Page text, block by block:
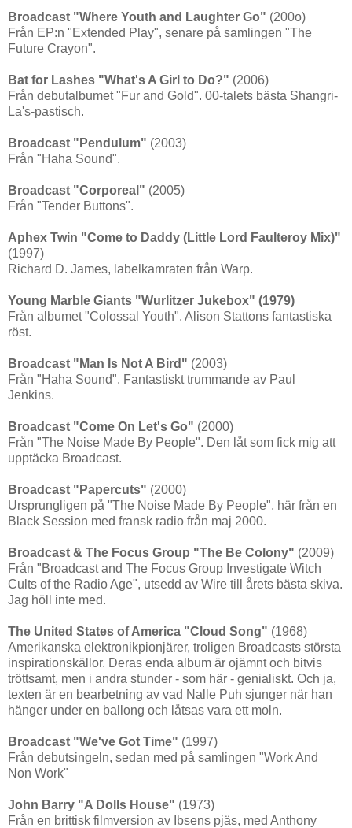
Broadcast "Where Youth and Laughter Go" (200o)
Från EP:n "Extended Play", senare på samlingen "The
Future Crayon".
Bat for Lashes "What's A Girl to Do?" (2006)
Från debutalbumet "Fur and Gold". 00-talets bästa Shangri-
La's-pastisch.
Broadcast "Pendulum" (2003)
Från "Haha Sound".
Broadcast "Corporeal" (2005)
Från "Tender Buttons".
Aphex Twin "Come to Daddy (Little Lord Faulteroy Mix)"
(1997)
Richard D. James, labelkamraten från Warp.
Young Marble Giants "Wurlitzer Jukebox" (1979)
Från albumet "Colossal Youth". Alison Stattons fantastiska
röst.
Broadcast "Man Is Not A Bird" (2003)
Från "Haha Sound". Fantastiskt trummande av Paul
Jenkins.
Broadcast "Come On Let's Go" (2000)
Från "The Noise Made By People". Den låt som fick mig att
upptäcka Broadcast.
Broadcast "Papercuts" (2000)
Ursprungligen på "The Noise Made By People", här från en
Black Session med fransk radio från maj 2000.
Broadcast & The Focus Group "The Be Colony" (2009)
Från "Broadcast and The Focus Group Investigate Witch
Cults of the Radio Age", utsedd av Wire till årets bästa skiva.
Jag höll inte med.
The United States of America "Cloud Song" (1968)
Amerikanska elektronikpionjärer, troligen Broadcasts största
inspirationskällor. Deras enda album är ojämnt och bitvis
tröttsamt, men i andra stunder - som här - genialiskt. Och ja,
texten är en bearbetning av vad Nalle Puh sjunger när han
hänger under en ballong och låtsas vara ett moln.
Broadcast "We've Got Time" (1997)
Från debutsingeln, sedan med på samlingen "Work And
Non Work"
John Barry "A Dolls House" (1973)
Från en brittisk filmversion av Ibsens pjäs, med Anthony